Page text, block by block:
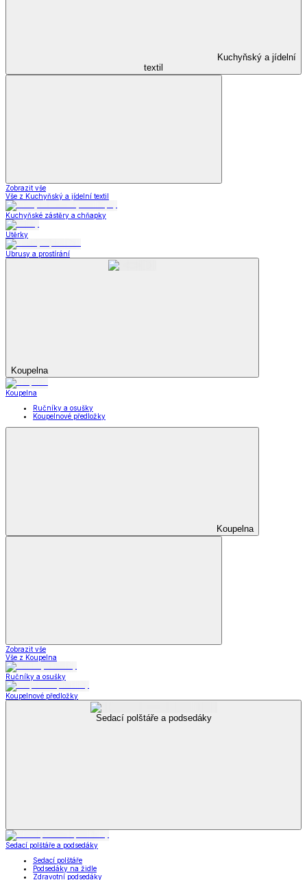
Kuchyňský a jídelní
textil
Zobrazit vše
Vše z Kuchyňský a jídelní textil
Kuchyňské zástěry a chňapky
Utěrky
Ubrusy a prostírání
Koupelna
Koupelna
Ručníky a osušky
Koupelnové předložky
Koupelna
Zobrazit vše
Vše z Koupelna
Ručníky a osušky
Koupelnové předložky
Sedací polštáře a podsedáky
Sedací polštáře a podsedáky
Sedací polštáře
Podsedáky na židle
Zdravotní podsedáky